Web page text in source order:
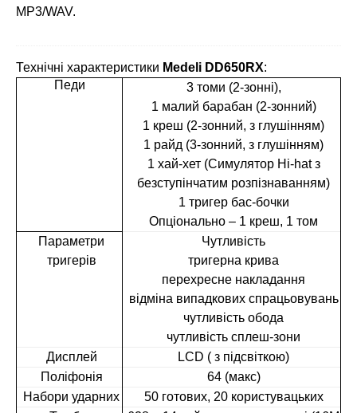
MP3/WAV.
Технічні характеристики Medeli DD650RX:
Педи
3 томи (2-зонні),
1 малий барабан (2-зонний)
1 креш (2-зонний, з глушінням)
1 райд (3-зонний, з глушінням)
1 хай-хет (Симулятор Hi-hat з
безступінчатим розпізнаванням)
1 тригер бас-бочки
Опціонально – 1 креш, 1 том
Параметри
тригерів
Чутливість
тригерна крива
перехресне накладання
відміна випадкових спрацьовувань
чутливість обода
чутливість сплеш-зони
Дисплей
LCD ( з підсвіткою)
Поліфонія
64(макс)
Набори ударних
50 готових, 20 користувацьких